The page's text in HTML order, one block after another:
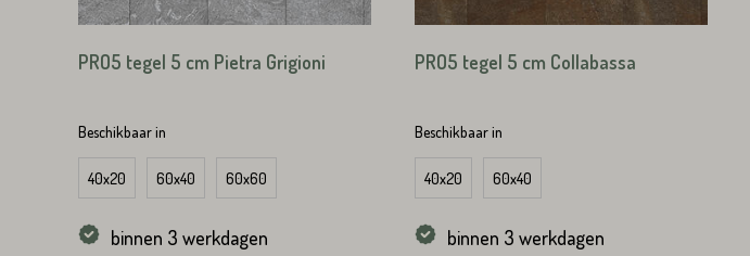
PRO5 tegel 5 cm Pietra Grigioni
Beschikbaar in
40x20 60x40 60x60
binnen 3 werkdagen
PRO5 tegel 5 cm Collabassa
Beschikbaar in
40x20 60x40
binnen 3 werkdagen